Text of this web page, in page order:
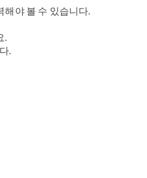
해야 볼 수 있습니다.
.
.